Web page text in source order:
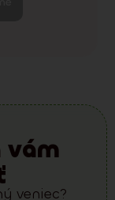
vám
veniec?